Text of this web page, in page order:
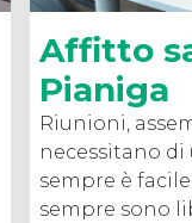
Affitto
Pianiga
Riunioni,
necessitano di
sempre è
sempre sono